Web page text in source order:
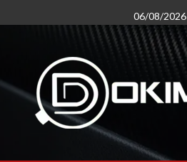
to
06/08/2026